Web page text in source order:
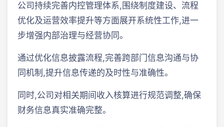
公司持续完善内控管理体系,围绕制度建设、流程
优化及运营效率提升等方面展开系统性工作,进一
步增强内部治理与经营协同。
通过优化信息披露流程,完善跨部门信息沟通与协
同机制,提升信息传递的及时性与准确性。
同时,公司对相关期间收入核算进行规范调整,确保
财务信息真实准确完整。